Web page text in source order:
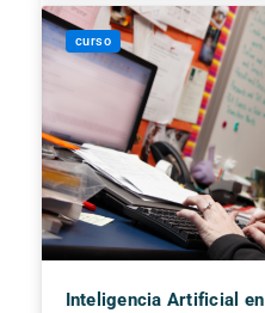
curso
Inteligencia Artificial